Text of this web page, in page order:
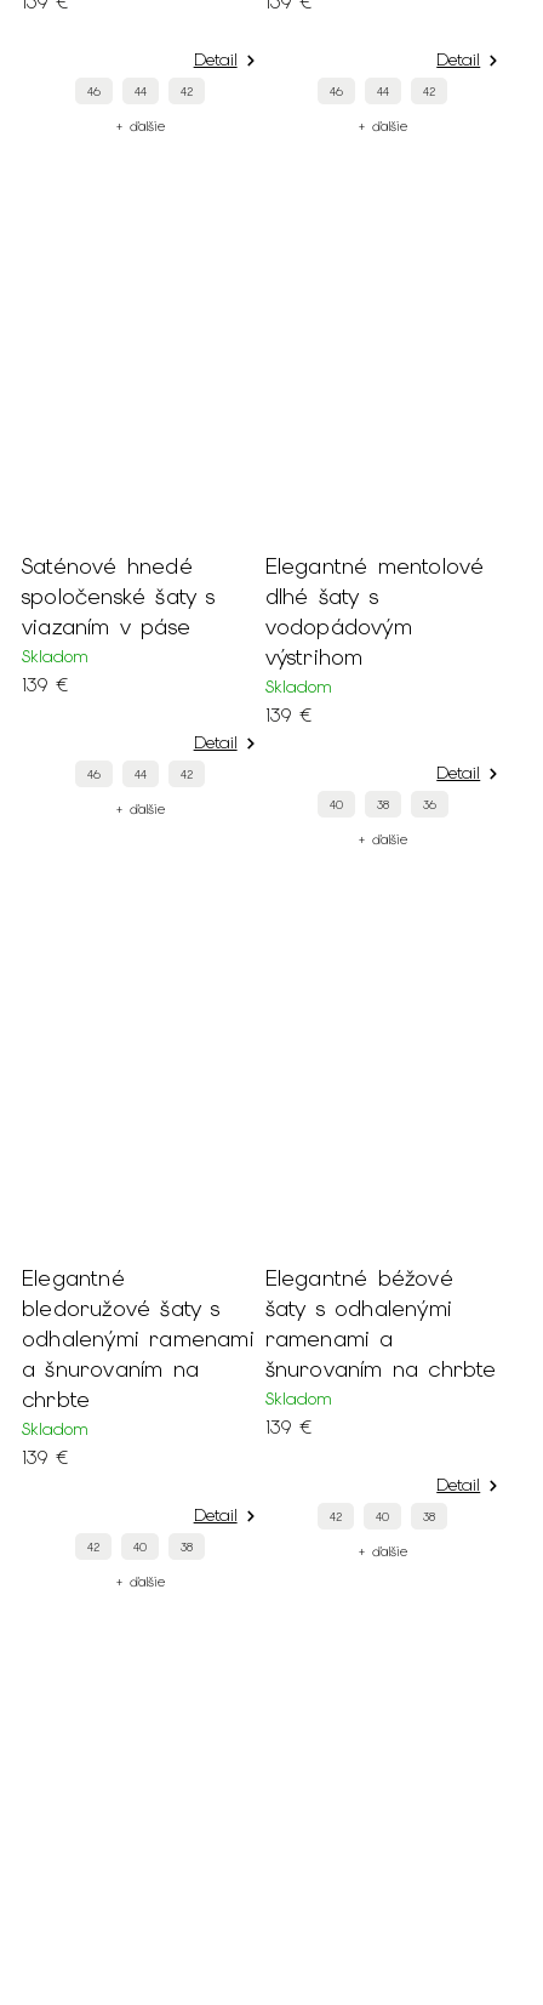
Detail
46 44 42
+ ďalšie
Detail
46 44 42
+ ďalšie
Saténové hnedé
spoločenské šaty s
viazaním v páse
Skladom
139 €
Detail
46 44 42
+ ďalšie
Elegantné mentolové
dlhé šaty s
vodopádovým
výstrihom
Skladom
139 €
Detail
40 38 36
+ ďalšie
Elegantné
bledoružové šaty s
odhalenými ramenami
a šnurovaním na
chrbte
Skladom
139 €
Detail
42 40 38
+ ďalšie
Elegantné béžové
šaty s odhalenými
ramenami a
šnurovaním na chrbte
Skladom
139 €
Detail
42 40 38
+ ďalšie